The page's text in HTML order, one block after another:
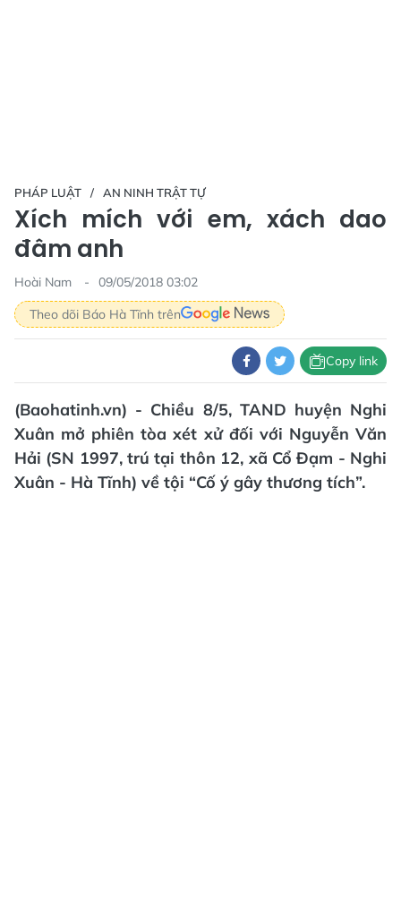
PHÁP LUẬT AN NINH TRẬT TỰ
Xích mích với em, xách dao
đâm anh
Hoài Nam
09/05/2018 03:02
Theo dõi Báo Hà Tĩnh trên
Copy link
(Baohatinh.vn) - Chiều 8/5, TAND huyện Nghi
Xuân mở phiên tòa xét xử đối với Nguyễn Văn
Hải (SN 1997, trú tại thôn 12, xã Cổ Đạm - Nghi
Xuân - Hà Tĩnh) về tội “Cố ý gây thương tích”.